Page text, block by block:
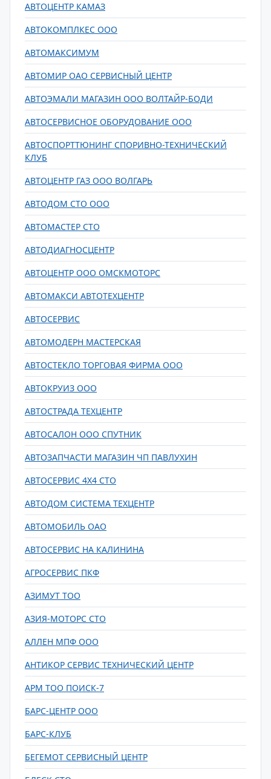
АВТОЦЕНТР КАМАЗ
АВТОКОМПЛКЕС ООО
АВТОМАКСИМУМ
АВТОМИР ОАО СЕРВИСНЫЙ ЦЕНТР
АВТОЭМАЛИ МАГАЗИН ООО ВОЛТАЙР-БОДИ
АВТОСЕРВИСНОЕ ОБОРУДОВАНИЕ ООО
АВТОСПОРТТЮНИНГ СПОРИВНО-ТЕХНИЧЕСКИЙ
КЛУБ
АВТОЦЕНТР ГАЗ ООО ВОЛГАРЬ
АВТОДОМ СТО ООО
АВТОМАСТЕР СТО
АВТОДИАГНОСЦЕНТР
АВТОЦЕНТР ООО ОМСКМОТОРС
АВТОМАКСИ АВТОТЕХЦЕНТР
АВТОСЕРВИС
АВТОМОДЕРН МАСТЕРСКАЯ
АВТОСТЕКЛО ТОРГОВАЯ ФИРМА ООО
АВТОКРУИЗ ООО
АВТОСТРАДА ТЕХЦЕНТР
АВТОСАЛОН ООО СПУТНИК
АВТОЗАПЧАСТИ МАГАЗИН ЧП ПАВЛУХИН
АВТОСЕРВИС 4X4 СТО
АВТОДОМ СИСТЕМА ТЕХЦЕНТР
АВТОМОБИЛЬ ОАО
АВТОСЕРВИС НА КАЛИНИНА
АГРОСЕРВИС ПКФ
АЗИМУТ ТОО
АЗИЯ-МОТОРС СТО
АЛЛЕН МПФ ООО
АНТИКОР СЕРВИС ТЕХНИЧЕСКИЙ ЦЕНТР
АРМ ТОО ПОИСК-7
БАРС-ЦЕНТР ООО
БАРС-КЛУБ
БЕГЕМОТ СЕРВИСНЫЙ ЦЕНТР